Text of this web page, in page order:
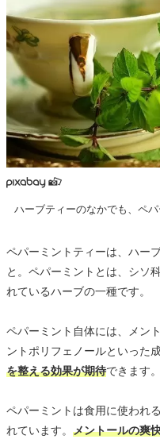
ハーブティーのなかでも、ペ
ペパーミントティーは、ハー
と。ペパーミントとは、シソ
れているハーブの一種です。
ペパーミント自体には、メン
ントポリフェノールといった
を整える効果が期待できます。
ペパーミントは食用に使われ
れています。 メントールの爽